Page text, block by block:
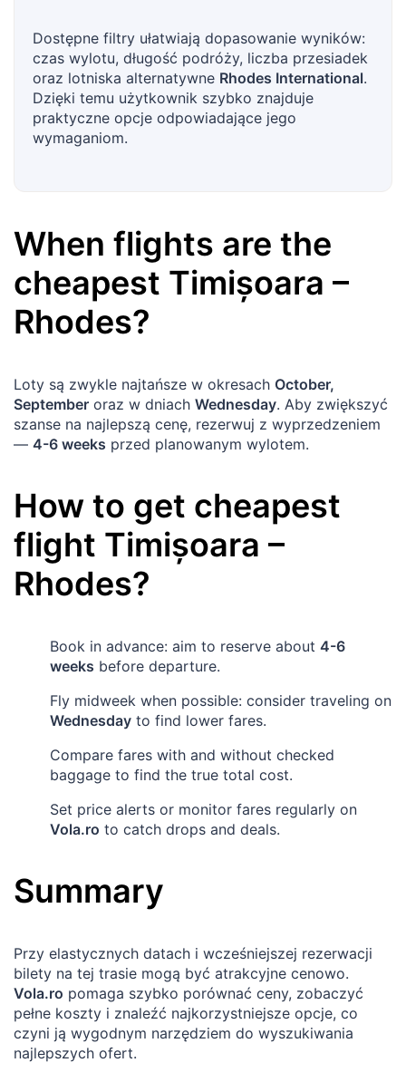
Dostępne filtry ułatwiają dopasowanie wyników:
czas wylotu, długość podróży, liczba przesiadek
oraz lotniska alternatywne Rhodes International.
Dzięki temu użytkownik szybko znajduje
praktyczne opcje odpowiadające jego
wymaganiom.
When flights are the
cheapest Timișoara –
Rhodes?
Loty są zwykle najtańsze w okresach October,
September oraz w dniach Wednesday. Aby zwiększyć
szanse na najlepszą cenę, rezerwuj z wyprzedzeniem
— 4-6 weeks przed planowanym wylotem.
How to get cheapest
flight Timișoara –
Rhodes?
Book in advance: aim to reserve about 4-6
weeks before departure.
Fly midweek when possible: consider traveling on
Wednesday to find lower fares.
Compare fares with and without checked
baggage to find the true total cost.
Set price alerts or monitor fares regularly on
Vola.ro to catch drops and deals.
Summary
Przy elastycznych datach i wcześniejszej rezerwacji
bilety na tej trasie mogą być atrakcyjne cenowo.
Vola.ro pomaga szybko porównać ceny, zobaczyć
pełne koszty i znaleźć najkorzystniejsze opcje, co
czyni ją wygodnym narzędziem do wyszukiwania
najlepszych ofert.